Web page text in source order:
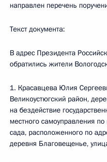
направлен перечень
Текст документа:
В адрес Президента
обратились жители
1. Красавцева Юлия
Великоустюгский район,
на бездействие
местного самоуправления
сада, расположенного по
деревня Благовещенье,